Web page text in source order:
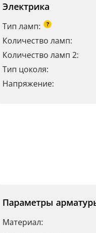
Электрика
Тип ламп: ?
Количество ламп:
Количество ламп 2:
Тип цоколя:
Напряжение:
Параметры
Материал: